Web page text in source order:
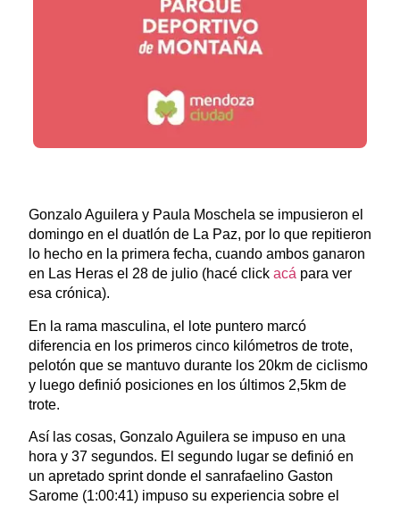
Gonzalo Aguilera y Paula Moschela se impusieron el
domingo en el duatlón de La Paz, por lo que repitieron
lo hecho en la primera fecha, cuando ambos ganaron
en Las Heras el 28 de julio (hacé click acápara ver
esa crónica).
En la rama masculina, el lote puntero marcó
diferencia en los primeros cinco kilómetros de trote,
pelotón que se mantuvo durante los 20km de ciclismo
y luego definió posiciones en los últimos 2,5km de
trote.
Así las cosas, Gonzalo Aguilera se impuso en una
hora y 37 segundos. El segundo lugar se definió en
un apretado sprint donde el sanrafaelino Gaston
Sarome (1:00:41) impuso su experiencia sobre el